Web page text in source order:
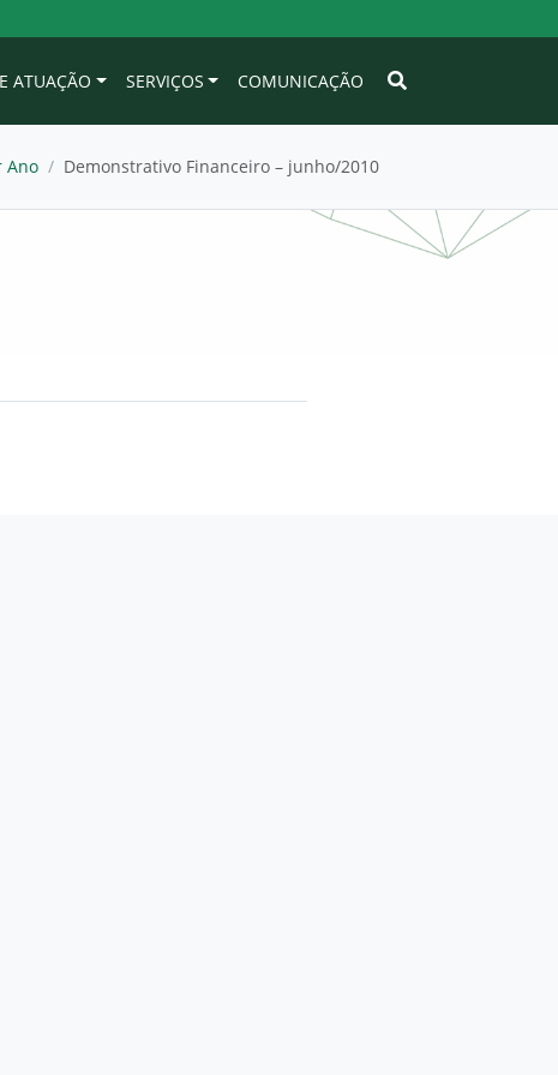
ATUAÇÃO SERVIÇOS COMUNICAÇÃO
Ano / Demonstrativo Financeiro – junho/2010